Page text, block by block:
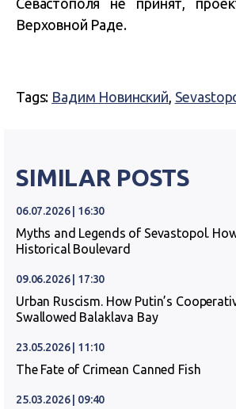
Севастополя не принят,
Верховной Раде.
Tags: Вадим Новинский,
SIMILAR POSTS
06.07.2026 | 16:30
Myths and Legends of Sevastopol.
Historical Boulevard
09.06.2026 | 17:30
Urban Ruscism. How Putin’s
Swallowed Balaklava Bay
23.05.2026 | 11:10
The Fate of Crimean Canned Fish
25.03.2026 | 09:40